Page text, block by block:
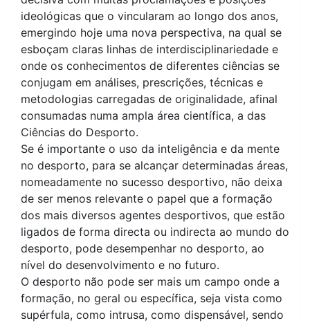
ideológicas que o vincularam ao longo dos anos,
emergindo hoje uma nova perspectiva, na qual se
esboçam claras linhas de interdisciplinariedade e
onde os conhecimentos de diferentes ciências se
conjugam em análises, prescrições, técnicas e
metodologias carregadas de originalidade, afinal
consumadas numa ampla área científica, a das
Ciências do Desporto.
Se é importante o uso da inteligência e da mente
no desporto, para se alcançar determinadas áreas,
nomeadamente no sucesso desportivo, não deixa
de ser menos relevante o papel que a formação
dos mais diversos agentes desportivos, que estão
ligados de forma directa ou indirecta ao mundo do
desporto, pode desempenhar no desporto, ao
nível do desenvolvimento e no futuro.
O desporto não pode ser mais um campo onde a
formação, no geral ou específica, seja vista como
supérfula, como intrusa, como dispensável, sendo